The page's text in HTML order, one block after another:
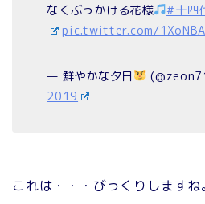
なくぶっかける花様
#十四
pic.twitter.com/
— 鮮やかな夕日
2019
これは・・・びっくりしますね